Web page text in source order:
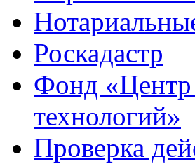
Роскадастр
Фонд
технологий»
Проверка